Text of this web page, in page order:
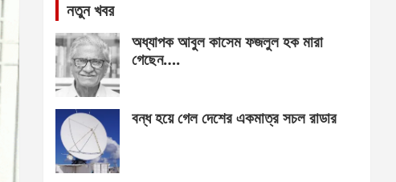
নতুন খবর
অধ্যাপক আবুল কাসেম ফজলুল হক মারা
গেছেন….
বন্ধ হয়ে গেল দেশের একমাত্র সচল রাডার